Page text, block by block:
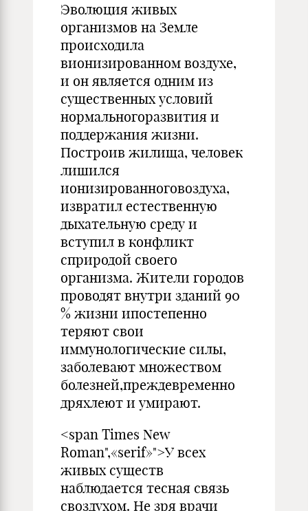
Эволюция живых
организмов на Земле
происходила
вионизированном воздухе,
и он является одним из
существенных условий
нормальногоразвития и
поддержания жизни.
Построив жилища, человек
лишился
ионизированноговоздуха,
извратил естественную
дыхательную среду и
вступил в конфликт
сприродой своего
организма. Жители городов
проводят внутри зданий 90
% жизни ипостепенно
теряют свои
иммунологические силы,
заболевают множеством
болезней,преждевременно
дряхлеют и умирают.
<span Times New
Roman",«serif»">У всех
живых существ
наблюдается тесная связь
своздухом. Не зря врачи